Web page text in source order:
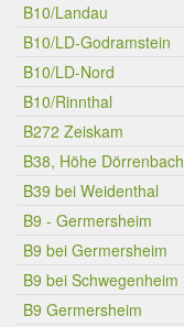
B10/Landau
B10/LD-Godramstein
B10/LD-Nord
B10/Rinnthal
B272 Zeiskam
B38, Höhe Dörrenbach
B39 bei Weidenthal
B9 - Germersheim
B9 bei Germersheim
B9 bei Schwegenheim
B9 Germersheim